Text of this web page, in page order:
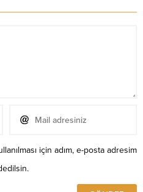
için adım, e-posta adresim